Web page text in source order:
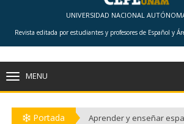
UNIVERSIDAD NACIONAL
Revista editada por estudiantes y profesores de Español y
MENU
Portada
Aprender y enseñar